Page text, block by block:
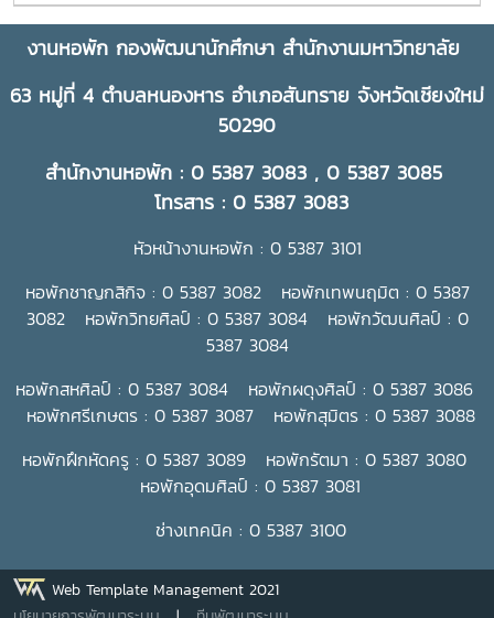
งานหอพัก กองพัฒนานักศึกษา สำนักงานมหาวิทยาลัย
63 หมู่ที่ 4 ตำบลหนองหาร อำเภอสันทราย จังหวัดเชียงใหม่
50290
สำนักงานหอพัก : 0 5387 3083 , 0 5387 3085
โทรสาร : 0 5387 3083
หัวหน้างานหอพัก : 0 5387 3101
หอพักชาญกสิกิจ : 0 5387 3082 หอพักเทพนฤมิต : 0 5387
3082 หอพักวิทยศิลป์ : 0 5387 3084 หอพักวัฒนศิลป์ : 0
5387 3084
หอพักสหศิลป์ : 0 5387 3084 หอพักผดุงศิลป์ : 0 5387 3086
หอพักศรีเกษตร : 0 5387 3087 หอพักสุมิตร : 0 5387 3088
หอพักฝึกหัดครู : 0 5387 3089 หอพักรัตมา : 0 5387 3080
หอพักอุดมศิลป์ : 0 5387 3081
ช่างเทคนิค : 0 5387 3100
Web Template Management 2021